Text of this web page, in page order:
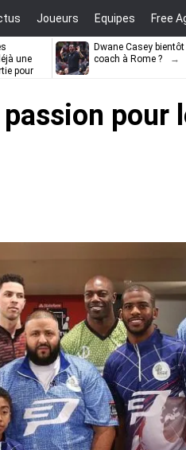
Joueurs Equipes Free
une
pour
Dwane Casey bientôt
coach à Rome ?
pour